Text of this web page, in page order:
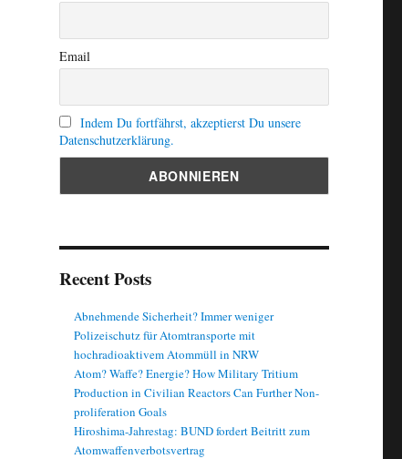
Email
Indem Du fortfährst, akzeptierst Du unsere
Datenschutzerklärung.
Recent Posts
Abnehmende Sicherheit? Immer weniger
Polizeischutz für Atomtransporte mit
hochradioaktivem Atommüll in NRW
Atom? Waffe? Energie? How Military Tritium
Production in Civilian Reactors Can Further Non-
proliferation Goals
Hiroshima-Jahrestag: BUND fordert Beitritt zum
Atomwaffenverbotsvertrag